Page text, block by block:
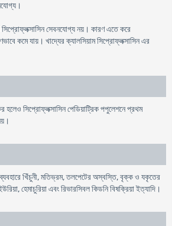
সেবনযোগ্য নয়। কারণ এতে করে
কমে যায়। খাদ্যের ক্যালসিয়াম সিপ্রোফ্লক্সাসিন এর
হলেও সিপ্রোফ্লক্সাসিন পেডিয়াট্রিক পপুলেশনে প্রথম
খিঁচুনী, মতিভ্রম, তলপেটের অস্বস্তি, বৃক্ক ও যকৃতের
হেমাচুরিয়া এবং রিভারসিবল কিডনি বিষক্রিয়া ইত্যাদি।